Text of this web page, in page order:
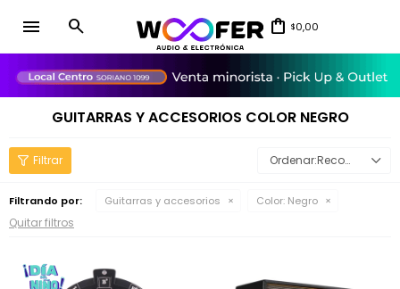
menu $0,00
GUITARRAS Y ACCESORIOS COLOR NEGRO
Recomendados
Filtrando por: Guitarras y accesorios Color: Negro
Quitar filtros
close